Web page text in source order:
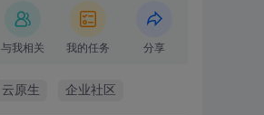
与我相关 我的任务 分享
云原生 企业社区